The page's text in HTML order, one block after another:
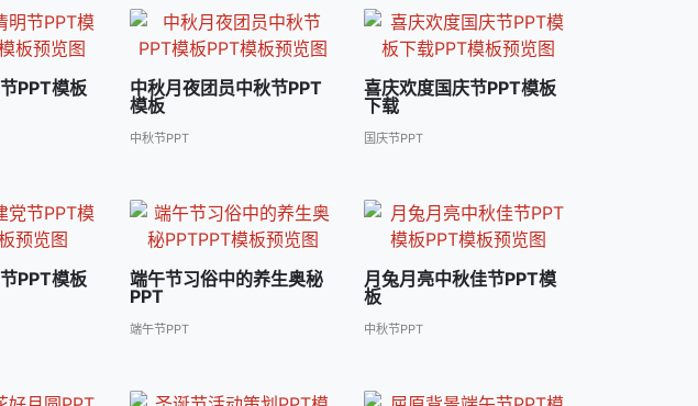
PPT模板
中秋月夜团员中秋节PPT
模板
中秋节PPT
喜庆欢度国庆节PPT模板
下载
国庆节PPT
PPT模板
端午节习俗中的养生奥秘
PPT
端午节PPT
月兔月亮中秋佳节PPT模
板
中秋节PPT